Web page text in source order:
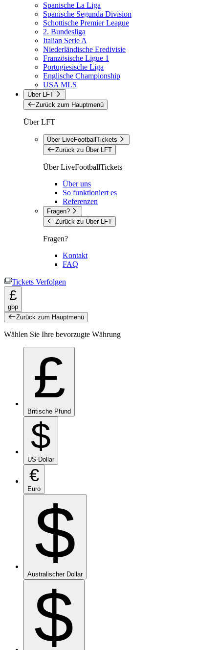
Spanische La Liga
Spanische Segunda Division
Schottische Premier League
2. Bundesliga
Italian Serie A
Niederländische Eredivisie
Französische Ligue 1
Portugiesische Liga
Englische Championship
USA MLS
Über LFT
Zurück zum Hauptmenü
Über LFT
Über LiveFootballTickets
Zurück zu Über LFT
Über LiveFootballTickets
Über uns
So funktioniert es
Referenzen
Fragen?
Zurück zu Über LFT
Fragen?
Kontakt
FAQ
Tickets Verfolgen
£
gbp
Zurück zum Hauptmenü
Wählen Sie Ihre bevorzugte Währung
£
Britische Pfund
$
US-Dollar
€
Euro
$
Australischer Dollar
$